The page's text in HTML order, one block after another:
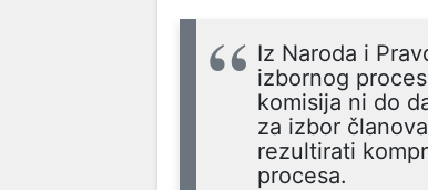
Iz Naroda i
izbornog
komisija ni do
za izbor
rezultirati
procesa.